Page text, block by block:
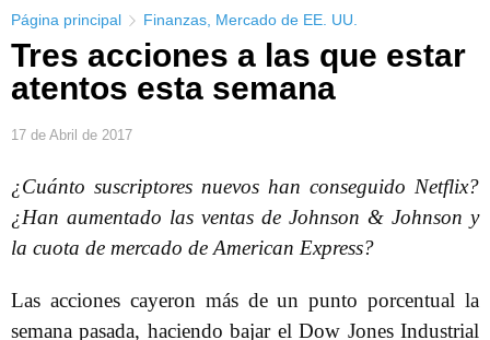
Página principal Finanzas Mercado de EE. UU.
Tres acciones a las que estar
atentos esta semana
17 de Abril de 2017
¿Cuánto suscriptores nuevos han conseguido Netflix?
¿Han aumentado las ventas de Johnson & Johnson y
la cuota de mercado de American Express?
Las acciones cayeron más de un punto porcentual la
semana pasada, haciendo bajar el Dow Jones Industrial